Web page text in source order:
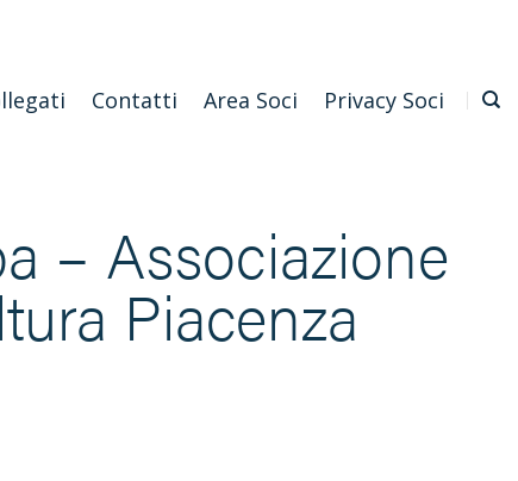
Contatti Area Soci Privacy Soci
– Associazione
Piacenza